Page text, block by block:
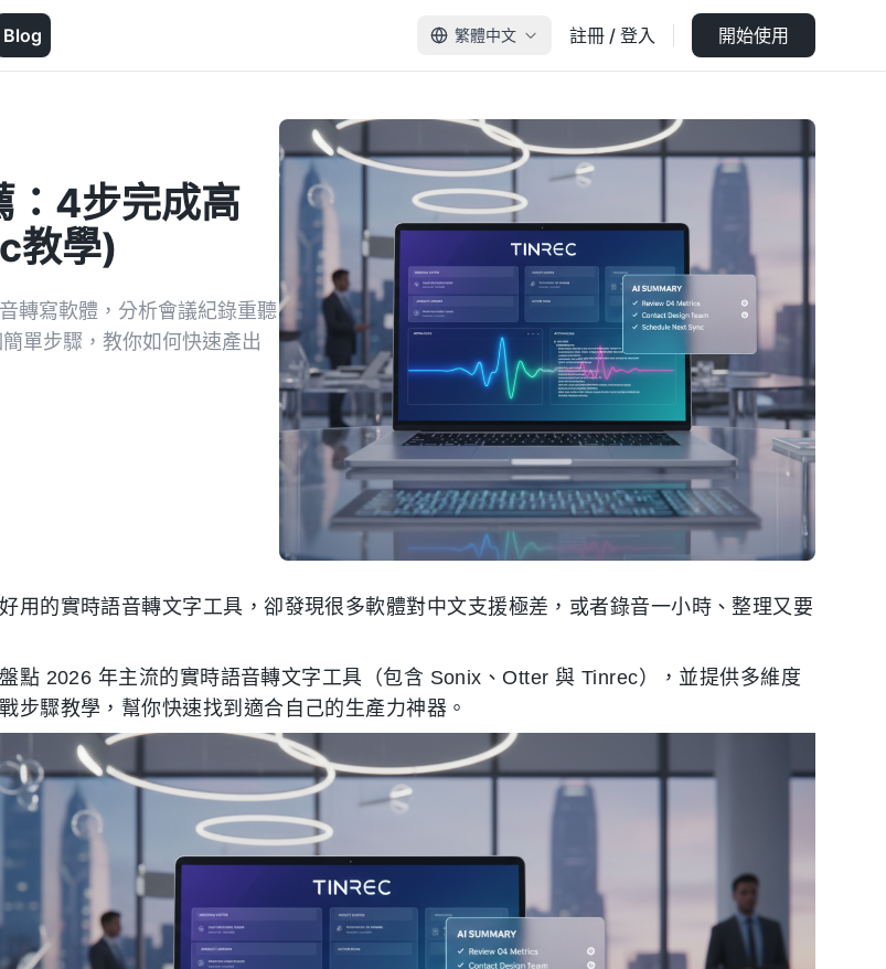
Blog 繁體中文 註冊 / 登入 開始使用
：4步完成高
教學)
轉寫軟體，分析會議紀錄重聽
單步驟，教你如何快速產出
用的實時語音轉文字工具，卻發現很多軟體對中文支援極差，或者錄音一小時、整理又要
點 2026 年主流的實時語音轉文字工具（包含 Sonix、Otter 與 Tinrec），並提供多維度
步驟教學，幫你快速找到適合自己的生產力神器。